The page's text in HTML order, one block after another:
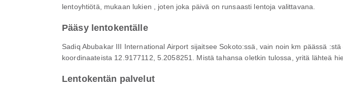
lentoyhtiötä, mukaan lukien , joten joka päivä on runsaasti lentoja valittavana.
Pääsy lentokentälle
Sadiq Abubakar III International Airport sijaitsee Sokoto:ssä, vain noin km päässä
koordinaateista 12.9177112, 5.2058251. Mistä tahansa oletkin tulossa, yritä lähteä
Lentokentän palvelut